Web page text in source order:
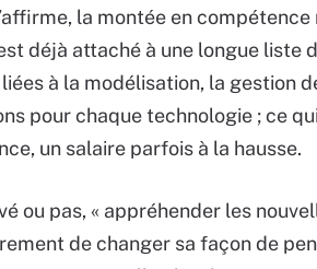
la montée en
déjà attaché à une longue liste
à la modélisation, la gestion
pour chaque technologie ; ce
un salaire parfois à la hausse.
ou pas, « appréhender les
de changer sa façon de